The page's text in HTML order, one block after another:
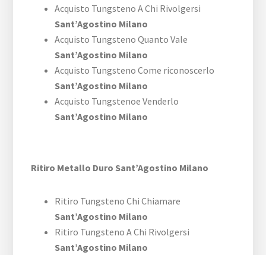
Acquisto Tungsteno A Chi Rivolgersi
Sant’Agostino Milano
Acquisto Tungsteno Quanto Vale
Sant’Agostino Milano
Acquisto Tungsteno Come riconoscerlo
Sant’Agostino Milano
Acquisto Tungstenoe Venderlo
Sant’Agostino Milano
Ritiro Metallo Duro Sant’Agostino Milano
Ritiro Tungsteno Chi Chiamare
Sant’Agostino Milano
Ritiro Tungsteno A Chi Rivolgersi
Sant’Agostino Milano